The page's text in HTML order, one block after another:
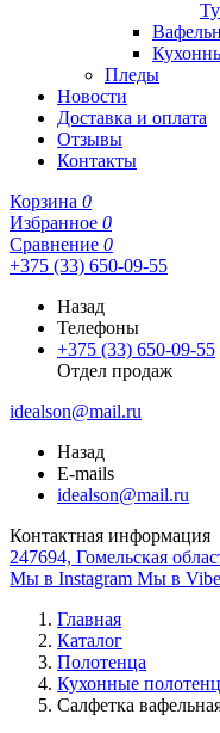
Пледы
Новости
Доставка и оплата
Отзывы
Контакты
Корзина 0
Избранное 0
Сравнение 0
+375 (33) 650-09-55
Назад
Телефоны
+375 (33) 650-09-55
Отдел продаж
idealson@mail.ru
Назад
E-mails
idealson@mail.ru
Контактная информация
247694, Гомельская
Мы в Instagram Мы в
Главная
Каталог
Полотенца
Кухонные
Салфетка